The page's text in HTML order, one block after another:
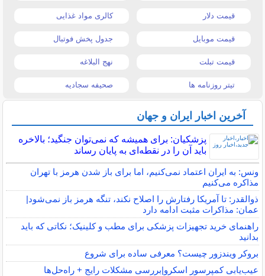
قیمت دلار کالری مواد غذایی
قیمت موبایل جدول پخش فوتبال
قیمت تبلت نهج البلاغه
تیتر روزنامه ها صحیفه سجادیه
آخرین اخبار ایران و جهان
پزشکیان: برای همیشه که نمی‌توان جنگید؛ بالاخره
باید آن را در نقطه‌ای به پایان رساند
ونس: به ایران اعتماد نمی‌کنیم، اما برای باز شدن هرمز با تهران
مذاکره می‌کنیم
ذوالقدر: تا آمریکا رفتارش را اصلاح نکند، تنگه هرمز باز نمی‌شود|
عمان: مذاکرات مثبت ادامه دارد
راهنمای خرید تجهیزات پزشکی برای مطب و کلینیک؛ نکاتی که باید
بدانید
بروکر ویندزور چیست؟ معرفی ساده برای شروع
عیب‌یابی کمپرسور اسکرو|بررسی مشکلات رایج + راه‌حل‌ها